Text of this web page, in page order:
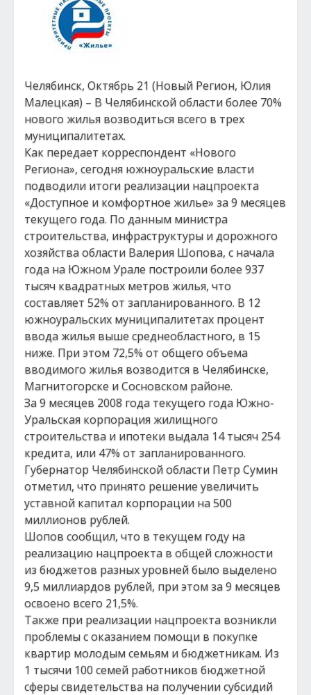
Челябинск, Октябрь 21 (Новый Регион, Юлия
Малецкая) – В Челябинской области более 70%
нового жилья возводиться всего в трех
муниципалитетах.
Как передает корреспондент «Нового
Региона», сегодня южноуральские власти
подводили итоги реализации нацпроекта
«Доступное и комфортное жилье» за 9 месяцев
текущего года. По данным министра
строительства, инфраструктуры и дорожного
хозяйства области Валерия Шопова, с начала
года на Южном Урале построили более 937
тысяч квадратных метров жилья, что
составляет 52% от запланированного. В 12
южноуральских муниципалитетах процент
ввода жилья выше среднеобластного, в 15
ниже. При этом 72,5% от общего объема
вводимого жилья возводится в Челябинске,
Магнитогорске и Сосновском районе.
За 9 месяцев 2008 года текущего года Южно-
Уральская корпорация жилищного
строительства и ипотеки выдала 14 тысяч 254
кредита, или 47% от запланированного.
Губернатор Челябинской области Петр Сумин
отметил, что принято решение увеличить
уставной капитал корпорации на 500
миллионов рублей.
Шопов сообщил, что в текущем году на
реализацию нацпроекта в общей сложности
из бюджетов разных уровней было выделено
9,5 миллиардов рублей, при этом за 9 месяцев
освоено всего 21,5%.
Также при реализации нацпроекта возникли
проблемы с оказанием помощи в покупке
квартир молодым семьям и бюджетникам. Из
1 тысячи 100 семей работников бюджетной
сферы свидетельства на получении субсидий